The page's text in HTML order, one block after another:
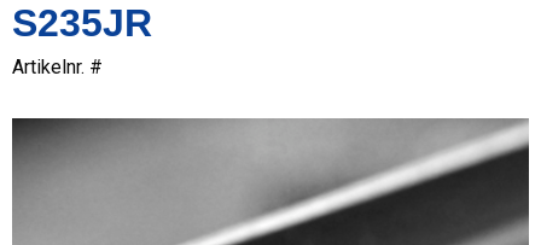
S235JR
Artikelnr. #